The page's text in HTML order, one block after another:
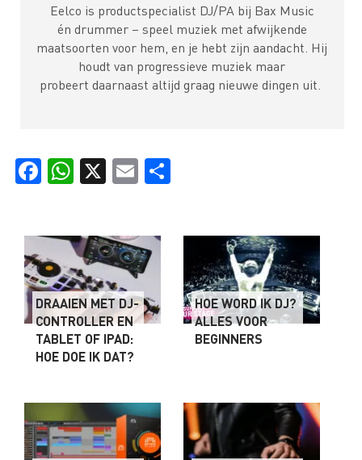
Eelco is productspecialist DJ/PA bij Bax Music
én drummer – speel muziek met afwijkende
maatsoorten voor hem, en je hebt zijn aandacht. Hij
houdt van progressieve muziek maar
probeert daarnaast altijd graag nieuwe dingen uit.
FacebookWhatsApp Email
DRAAIEN MET DJ-
CONTROLLER EN
TABLET OF IPAD:
HOE DOE IK DAT?
HOE WORD IK DJ?
ALLES VOOR
BEGINNERS